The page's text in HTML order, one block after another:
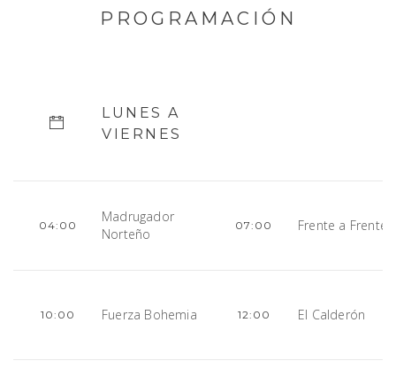
PROGRAMACIÓN
LUNES A
VIERNES
04:00
Madrugador
Norteño
07:00 Frente a Frente
10:00 Fuerza Bohemia 12:00 El Calderón